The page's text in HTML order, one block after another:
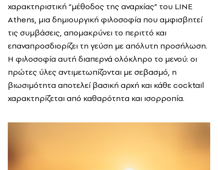
χαρακτηριστική “μέθοδος της αναρχίας” του LINE
Athens, μια δημιουργική φιλοσοφία που αμφισβητεί
τις συμβάσεις, απομακρύνει το περιττό και
επαναπροσδιορίζει τη γεύση με απόλυτη προσήλωση.
Η φιλοσοφία αυτή διαπερνά ολόκληρο το μενού: οι
πρώτες ύλες αντιμετωπίζονται με σεβασμό, η
βιωσιμότητα αποτελεί βασική αρχή και κάθε cocktail
χαρακτηρίζεται από καθαρότητα και ισορροπία.